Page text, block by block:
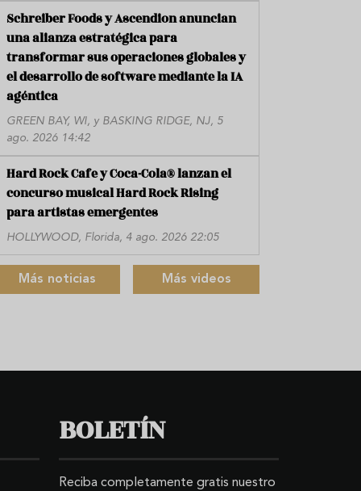
Schreiber Foods y Ascendion anuncian
una alianza estratégica para
transformar sus operaciones globales y
el desarrollo de software mediante la IA
agéntica
GREEN BAY, WI, y BASKING RIDGE, NJ, 5
ago. 2026 14:42
Hard Rock Cafe y Coca-Cola® lanzan el
concurso musical Hard Rock Rising
para artistas emergentes
HOLLYWOOD, Florida, 4 ago. 2026 22:05
Más noticias Más videos
BOLETÍN
Reciba completamente gratis nuestro